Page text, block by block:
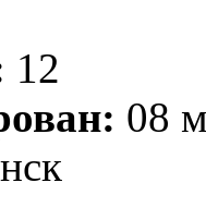
12
08